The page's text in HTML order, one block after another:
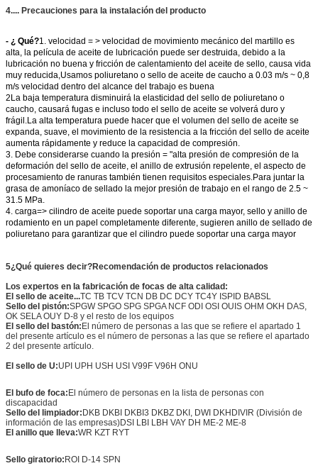
4.... Precauciones para la instalación del producto
- ¿ Qué?1. velocidad = > velocidad de movimiento mecánico del martillo es
alta, la película de aceite de lubricación puede ser destruida, debido a la
lubricación no buena y fricción de calentamiento del aceite de sello, causa vida
muy reducida,Usamos poliuretano o sello de aceite de caucho a 0.03 m/s ~ 0,8
m/s velocidad dentro del alcance del trabajo es buena
2La baja temperatura disminuirá la elasticidad del sello de poliuretano o
caucho, causará fugas e incluso todo el sello de aceite se volverá duro y
frágil.La alta temperatura puede hacer que el volumen del sello de aceite se
expanda, suave, el movimiento de la resistencia a la fricción del sello de aceite
aumenta rápidamente y reduce la capacidad de compresión.
3. Debe considerarse cuando la presión = "alta presión de compresión de la
deformación del sello de aceite, el anillo de extrusión repelente, el aspecto de
procesamiento de ranuras también tienen requisitos especiales.Para juntar la
grasa de amoníaco de sellado la mejor presión de trabajo en el rango de 2.5 ~
31.5 MPa.
4. carga=> cilindro de aceite puede soportar una carga mayor, sello y anillo de
rodamiento en un papel completamente diferente, sugieren anillo de sellado de
poliuretano para garantizar que el cilindro puede soportar una carga mayor
5¿Qué quieres decir?Recomendación de productos relacionados
Los expertos en la fabricación de focas de alta calidad:
El sello de aceite...TC TB TCV TCN DB DC DCY TC4Y ISPID BABSL
Sello del pistón:SPGW SPGO SPG SPGA NCF ODI OSI OUIS OHM OKH DAS,
OK SELA OUY D-8 y el resto de los equipos
El sello del bastón:El número de personas a las que se refiere el apartado 1
del presente artículo es el número de personas a las que se refiere el apartado
2 del presente artículo.
El sello de U:UPI UPH USH USI V99F V96H ONU
El bufo de foca:El número de personas en la lista de personas con
discapacidad
Sello del limpiador:DKB DKBI DKBI3 DKBZ DKI, DWI DKHDIVIR (División de
información de las empresas)DSI LBI LBH VAY DH ME-2 ME-8
El anillo que lleva:WR KZT RYT
Sello giratorio:ROI D-14 SPN